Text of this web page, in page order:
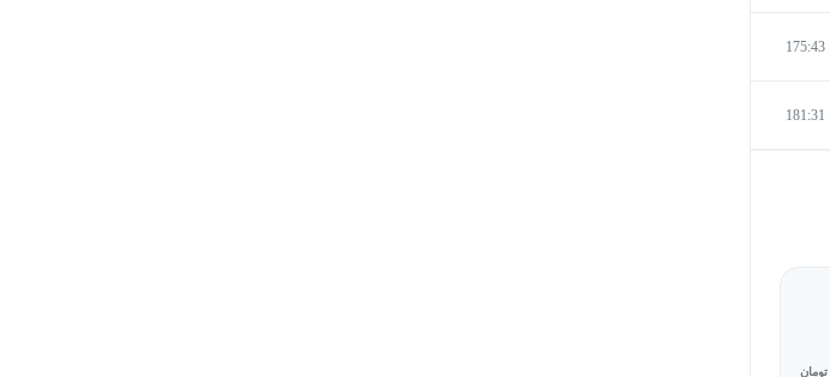
175:43
181:31
تومان